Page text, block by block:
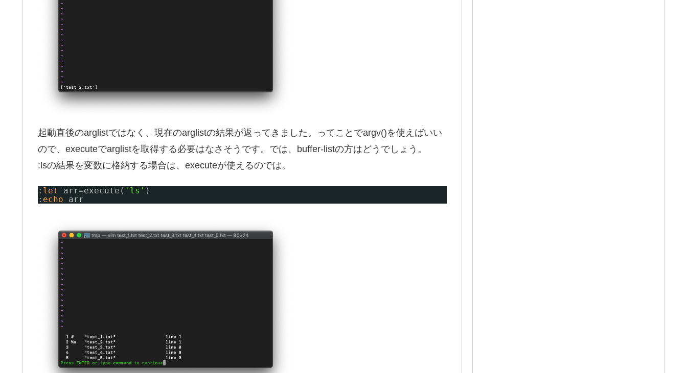
起動直後のarglistではなく、現在のarglistの結果が返ってきました。ってことでargv()を使えばいい
ので、executeでarglistを取得する必要はなさそうです。では、buffer-listの方はどうでしょう。
:lsの結果を変数に格納する場合は、executeが使えるのでは。
: let arr=execute( 'ls' )
: echo arr